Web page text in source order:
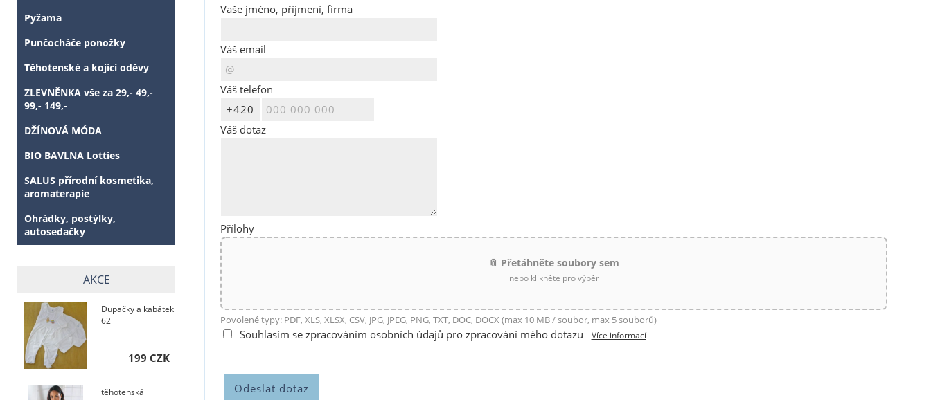
Vaše jméno, příjmení, firma
Váš email
Váš telefon
Váš dotaz
Přílohy
📎 Přetáhněte soubory sem
nebo klikněte pro výběr
Povolené typy: PDF, XLS, XLSX, CSV, JPG, JPEG, PNG, TXT, DOC, DOCX (max 10 MB / soubor, max 5 souborů)
Souhlasím se zpracováním osobních údajů pro zpracování mého dotazu Více informací
Pyžama
Punčocháče ponožky
Těhotenské a kojící oděvy
ZLEVNĚNKA vše za 29,- 49,-
99,- 149,-
DŽÍNOVÁ MÓDA
BIO BAVLNA Lotties
SALUS přírodní kosmetika,
aromaterapie
Ohrádky, postýlky,
autosedačky
AKCE
Dupačky a kabátek
62
199 CZK
těhotenská